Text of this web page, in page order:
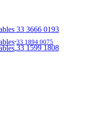
33 3666 0193
33 1894 0075
33 1599 1808